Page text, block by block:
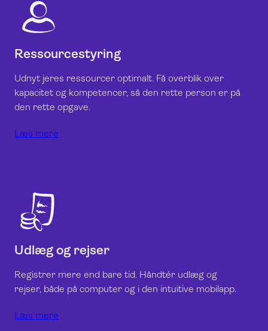
Ressourcestyring
Udnyt jeres ressourcer optimalt. Få overblik over
kapacitet og kompetencer, så den rette person er på
den rette opgave.
Læs mere
Udlæg og rejser
Registrer mere end bare tid. Håndtér udlæg og
rejser, både på computer og i den intuitive mobilapp.
Læs mere